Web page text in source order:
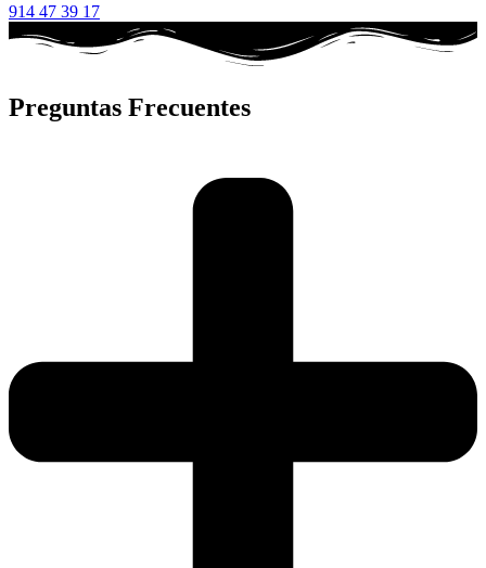
914 47 39 17
Preguntas Frecuentes